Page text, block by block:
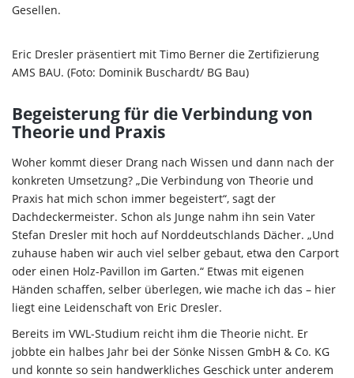
Gesellen.
Eric Dresler präsentiert mit Timo Berner die Zertifizierung
AMS BAU. (Foto: Dominik Buschardt/ BG Bau)
Begeisterung für die Verbindung von
Theorie und Praxis
Woher kommt dieser Drang nach Wissen und dann nach der
konkreten Umsetzung? „Die Verbindung von Theorie und
Praxis hat mich schon immer begeistert“, sagt der
Dachdeckermeister. Schon als Junge nahm ihn sein Vater
Stefan Dresler mit hoch auf Norddeutschlands Dächer. „Und
zuhause haben wir auch viel selber gebaut, etwa den Carport
oder einen Holz-Pavillon im Garten.“ Etwas mit eigenen
Händen schaffen, selber überlegen, wie mache ich das – hier
liegt eine Leidenschaft von Eric Dresler.
Bereits im VWL-Studium reicht ihm die Theorie nicht. Er
jobbte ein halbes Jahr bei der Sönke Nissen GmbH & Co. KG
und konnte so sein handwerkliches Geschick unter anderem